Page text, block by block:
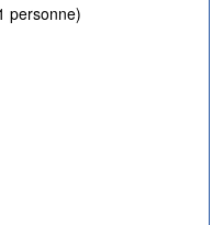
personne)